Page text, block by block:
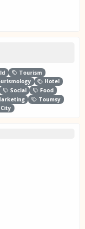
Tourism
Hotel
Social
Food
Toumsy
City